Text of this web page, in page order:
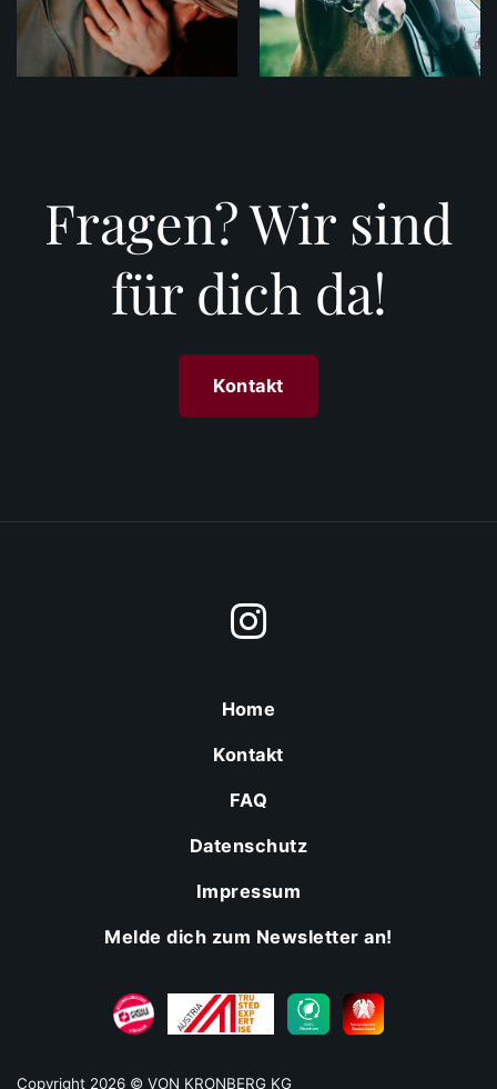
Fragen? Wir sind
für dich da!
Kontakt
Home
Kontakt
FAQ
Datenschutz
Impressum
Melde dich zum Newsletter an!
Copyright 2026 © VON KRONBERG KG